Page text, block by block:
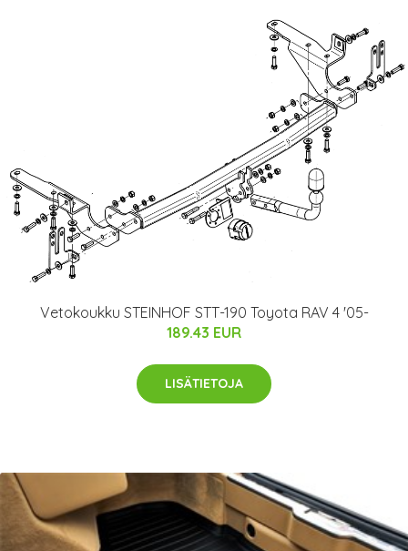
Vetokoukku STEINHOF STT-190 Toyota RAV 4 '05-
189.43 EUR
LISÄTIETOJA